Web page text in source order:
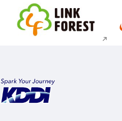
新規ウィンドウで開